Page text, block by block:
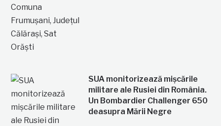
SUA monitorizează mișcările
militare ale Rusiei din România.
Un Bombardier Challenger 650
deasupra Mării Negre